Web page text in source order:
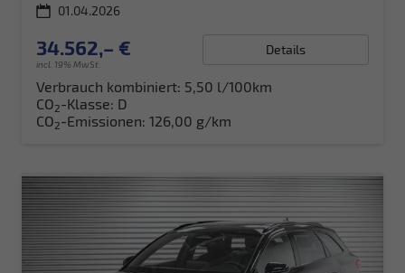
01.04.2026
34.562,– €
incl. 19% MwSt.
Details
Verbrauch kombiniert: 5,50 l/100km
CO2-Klasse: D
CO2-Emissionen: 126,00 g/km